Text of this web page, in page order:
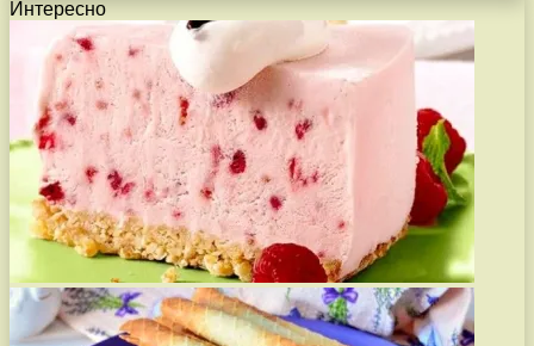
Интересно